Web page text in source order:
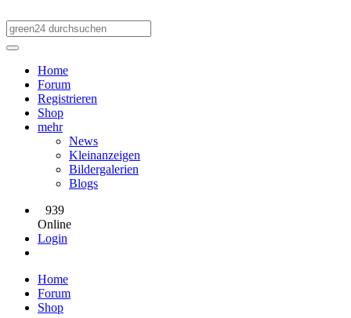
Home
Forum
Registrieren
Shop
mehr
News
Kleinanzeigen
Bildergalerien
Blogs
939
Online
Login
Home
Forum
Shop